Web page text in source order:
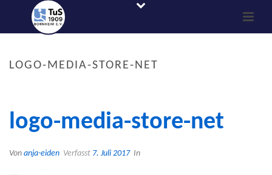
LOGO-MEDIA-STORE-NET
logo-media-store-net
Von anja-eiden Verfasst 7. Juli 2017 In